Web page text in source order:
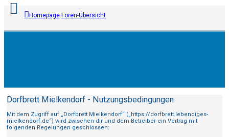
Registrieren
Unbeantwortete
Themen
Homepage Foren-Übersicht
Dorfbrett Mielkendorf - Nutzungsbedingungen
Mit dem Zugriff auf „Dorfbrett Mielkendorf“ („https://dorfbrett.lebendiges-
mielkendorf.de“) wird zwischen dir und dem Betreiber ein Vertrag mit
folgenden Regelungen geschlossen: